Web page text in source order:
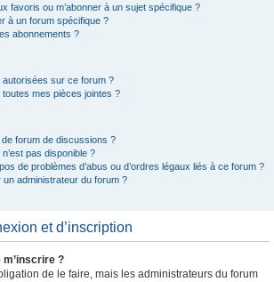
favoris ou m’abonner à un sujet spécifique ?
à un forum spécifique ?
abonnements ?
sur ce forum ?
mes pièces jointes ?
forum de discussions ?
pas disponible ?
de problèmes d’abus ou d’ordres légaux liés à ce forum ?
administrateur du forum ?
et d’inscription
m’inscrire ?
de le faire, mais les administrateurs du forum